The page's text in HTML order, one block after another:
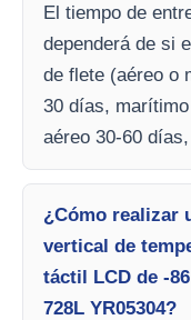
El tiempo de
dependerá de si
de flete (aéreo o
30 días,
aéreo 30-60
¿Cómo realizar
vertical de
táctil LCD de -
728L YR05304?